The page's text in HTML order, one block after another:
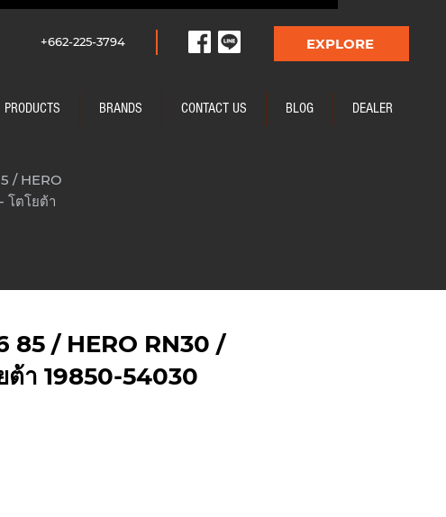
+662-225-3794 EXPLORE
PRODUCTS BRANDS CONTACT US BLOG DEALER
/ HERO
โตโยต้า
85 / HERO RN30 /
ต้า 19850-54030